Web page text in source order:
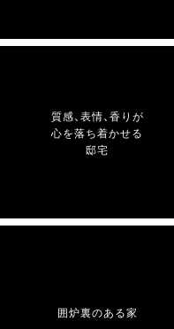
質感、表情、香りが
心を落ち着かせる
邸宅
囲炉裏のある家